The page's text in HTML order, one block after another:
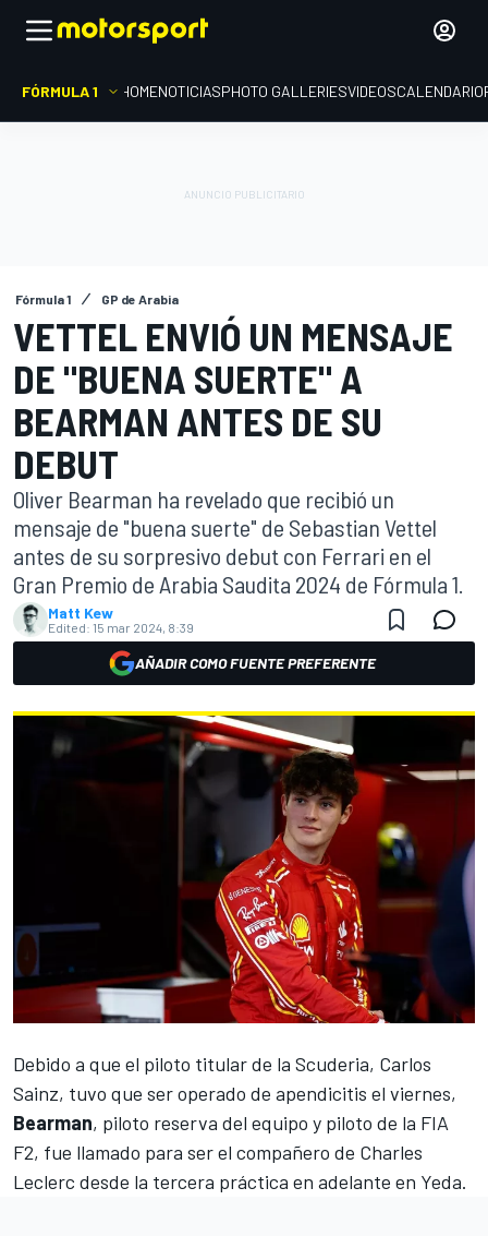
FÓRMULA 1 HOMENOTICIASPHOTO GALLERIESVIDEOSCALENDARIO
Fórmula 1 GP de Arabia
VETTEL ENVIÓ UN MENSAJE
DE "BUENA SUERTE" A
BEARMAN ANTES DE SU
DEBUT
Oliver Bearman ha revelado que recibió un
mensaje de "buena suerte" de Sebastian Vettel
antes de su sorpresivo debut con Ferrari en el
Gran Premio de Arabia Saudita 2024 de Fórmula 1.
Matt Kew
Edited: 15 mar 2024, 8:39
AÑADIR COMO FUENTE PREFERENTE
Debido a que el piloto titular de la Scuderia, Carlos
Sainz, tuvo que ser operado de apendicitis el viernes,
Bearman, piloto reserva del equipo y piloto de la FIA
F2, fue llamado para ser el compañero de Charles
Leclerc desde la tercera práctica en adelante en Yeda.